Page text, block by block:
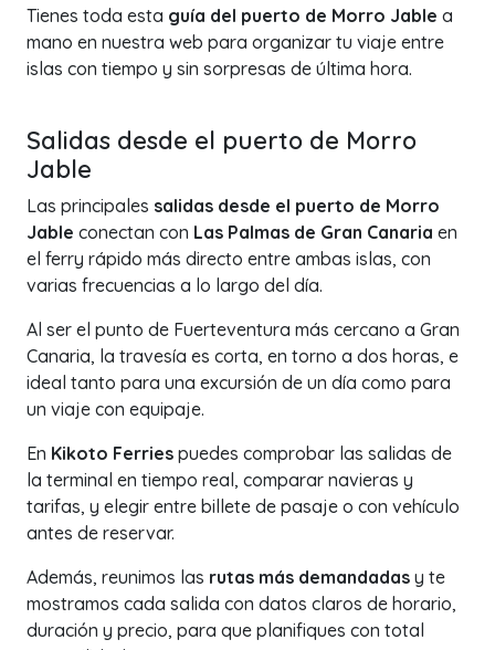
Tienes toda esta guía del puerto de Morro Jable a
mano en nuestra web para organizar tu viaje entre
islas con tiempo y sin sorpresas de última hora.
Salidas desde el puerto de Morro
Jable
Las principales salidas desde el puerto de Morro
Jable conectan con Las Palmas de Gran Canaria en
el ferry rápido más directo entre ambas islas, con
varias frecuencias a lo largo del día.
Al ser el punto de Fuerteventura más cercano a Gran
Canaria, la travesía es corta, en torno a dos horas, e
ideal tanto para una excursión de un día como para
un viaje con equipaje.
En Kikoto Ferries puedes comprobar las salidas de
la terminal en tiempo real, comparar navieras y
tarifas, y elegir entre billete de pasaje o con vehículo
antes de reservar.
Además, reunimos las rutas más demandadas y te
mostramos cada salida con datos claros de horario,
duración y precio, para que planifiques con total